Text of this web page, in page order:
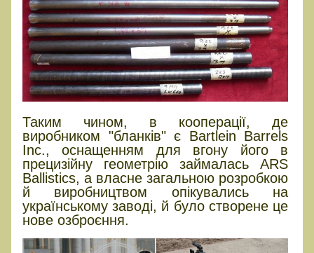
Таким чином, в кооперації, де
виробником "бланків" є Bartlein Barrels
Inc., оснащенням для вгону його в
прецизійну геометрію займалась ARS
Ballistics, а власне загальною розробкою
й виробництвом опікувались на
українському заводі, й було створене це
нове озброєння.